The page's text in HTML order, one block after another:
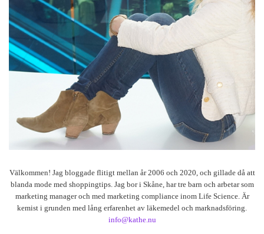
Välkommen! Jag bloggade flitigt mellan år 2006 och 2020, och gillade då att
blanda mode med shoppingtips. Jag bor i Skåne, har tre barn och arbetar som
marketing manager och med marketing compliance inom Life Science. Är
kemist i grunden med lång erfarenhet av läkemedel och marknadsföring.
info@kathe.nu